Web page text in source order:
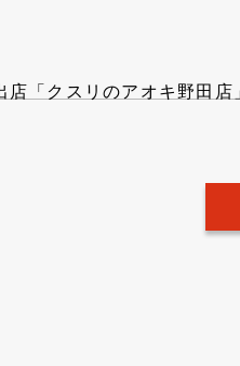
店「クスリのアオキ野田店